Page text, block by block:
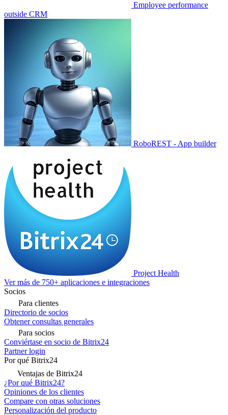
Employee performance
outside CRM
RoboREST - App builder
Project Health
Ver más de 750+ aplicaciones e integraciones
Socios
Para clientes
Directorio de socios
Obtener consultas generales
Para socios
Conviértase en socio de Bitrix24
Partner login
Por qué Bitrix24
Ventajas de Bitrix24
¿Por qué Bitrix24?
Opiniones de los clientes
Compare con otras soluciones
Personalización del producto